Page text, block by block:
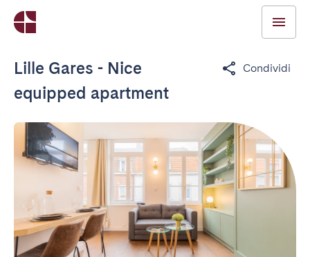
Lille Gares - Nice
equipped apartment
Condividi